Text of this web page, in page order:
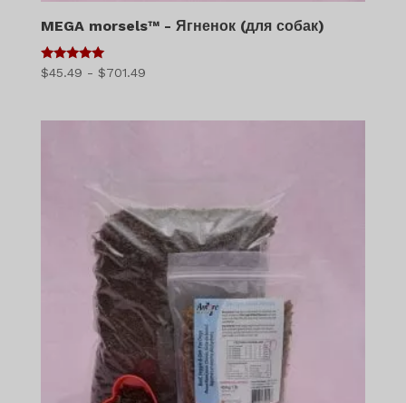
MEGA morsels™ - Ягненок (для собак)
5
из 5
$45.49 - $701.49Диапазон